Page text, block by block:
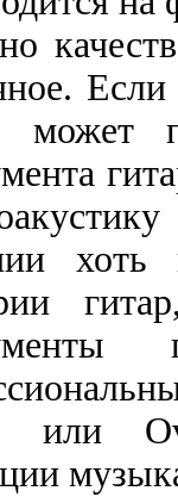
может
хоть
или